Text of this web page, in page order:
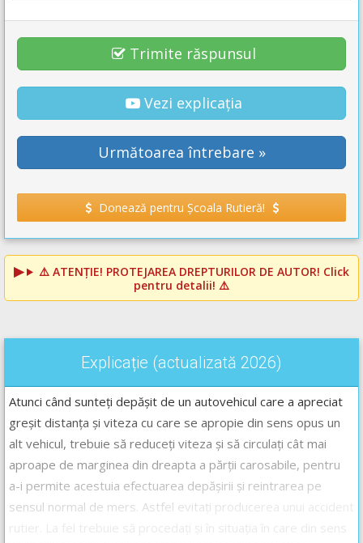
Trimite răspunsul
Vezi explicația
Următoarea întrebare »
Donează pentru Școala Rutieră!
⚠️ ATENȚIE! PROTEJAREA DREPTURILOR DE AUTOR! Click
pentru detalii! ⚠️
Explicație (actualizată 2026)
Atunci când sunteți depășit de un autovehicul care a apreciat
greșit distanța și viteza cu care se apropie din sens opus un
alt vehicul, trebuie să reduceți viteza și să circulați cât mai
aproape de marginea din dreapta a părții carosabile, pentru
a-i permite acestuia efectuarea depășirii și reintrarea pe
sensul normal de mers. Astfel evitați producerea unui accident